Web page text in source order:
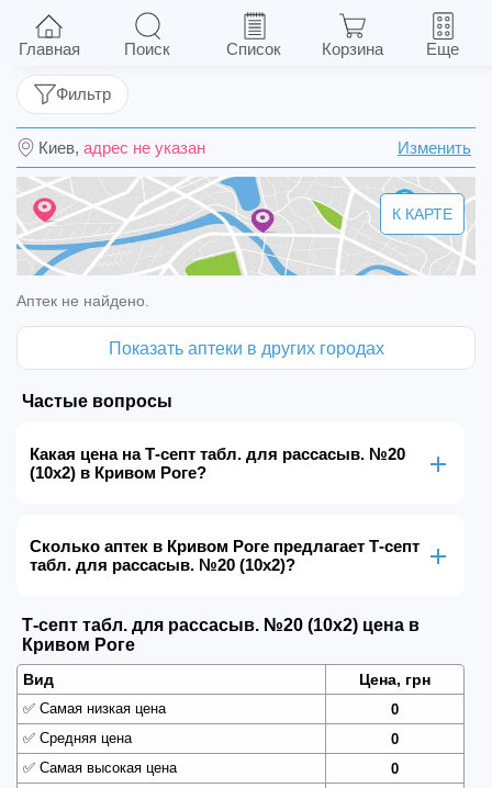
Т-септ табл. для рассасыв. №20 (10х2)
Киев, адрес не указан Изменить
Фильтр
К КАРТЕ
Аптек не найдено.
Показать аптеки в других городах
Частые вопросы
Какая цена на Т-септ табл. для рассасыв. №20
(10х2) в Кривом Роге?
Сколько аптек в Кривом Роге предлагает Т-септ
табл. для рассасыв. №20 (10х2)?
Т-септ табл. для рассасыв. №20 (10х2) цена в
Кривом Роге
Вид Цена, грн
✅ Самая низкая цена
0
✅ Средняя цена
0
✅ Самая высокая цена
0
Главная Поиск Список Корзина Еще